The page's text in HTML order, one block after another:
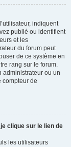
indiquent
publié ou identifient
et les
du forum peut
de ce système en
rang sur le forum.
administrateur ou un
compteur de
clique sur le lien de
les utilisateurs